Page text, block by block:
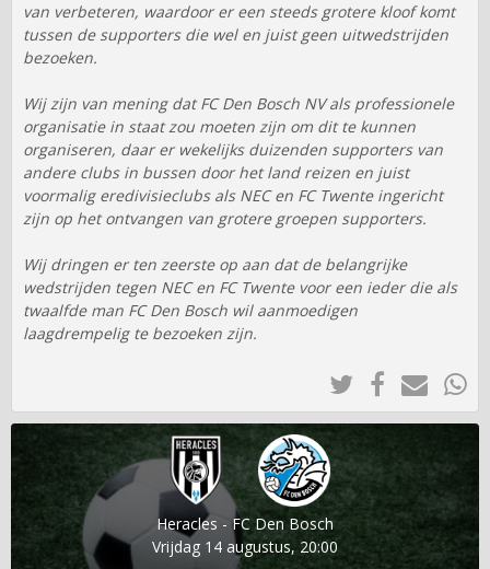
van verbeteren, waardoor er een steeds grotere kloof komt
tussen de supporters die wel en juist geen uitwedstrijden
bezoeken.
Wij zijn van mening dat FC Den Bosch NV als professionele
organisatie in staat zou moeten zijn om dit te kunnen
organiseren, daar er wekelijks duizenden supporters van
andere clubs in bussen door het land reizen en juist
voormalig eredivisieclubs als NEC en FC Twente ingericht
zijn op het ontvangen van grotere groepen supporters.
Wij dringen er ten zeerste op aan dat de belangrijke
wedstrijden tegen NEC en FC Twente voor een ieder die als
twaalfde man FC Den Bosch wil aanmoedigen
laagdrempelig te bezoeken zijn.
Heracles - FC Den Bosch
Vrijdag 14 augustus, 20:00